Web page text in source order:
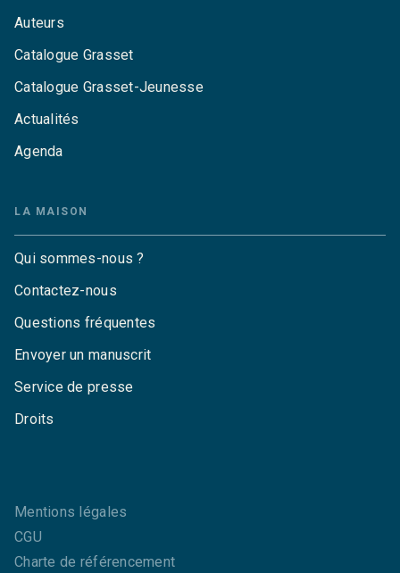
Auteurs
Catalogue Grasset
Catalogue Grasset-Jeunesse
Actualités
Agenda
LA MAISON
Qui sommes-nous ?
Contactez-nous
Questions fréquentes
Envoyer un manuscrit
Service de presse
Droits
Mentions légales
CGU
Charte de référencement